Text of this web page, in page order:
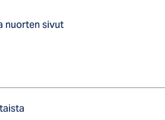
nuorten sivut